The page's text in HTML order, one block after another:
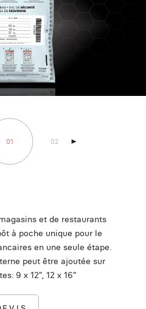
et de restaurants
à poche unique pour le
en une seule étape.
peut être ajoutée sur
9 x 12”, 12 x 16”
01 02 b